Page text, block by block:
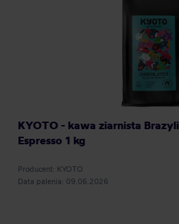
KYOTO - kawa ziarnista
Espresso 1 kg
Producent: KYOTO
Data palenia: 09.06.2026